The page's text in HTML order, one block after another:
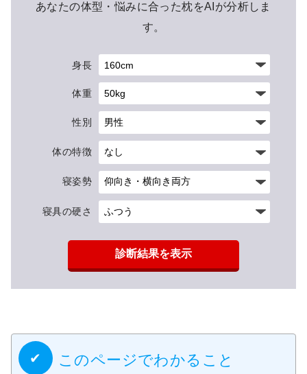
あなたの体型・悩みに合った枕をAIが分析しま
す。
身長
体重
性別
体の特徴
寝姿勢
寝具の硬さ
診断結果を表示
このページでわかること